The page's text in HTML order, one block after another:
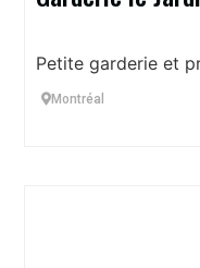
Petite garderie et
Montréal